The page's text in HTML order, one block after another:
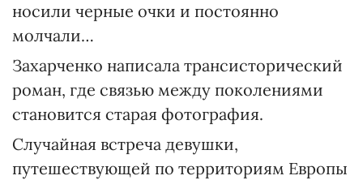
носили черные очки и постоянно
молчали…
Захарченко написала трансисторический
роман, где связью между поколениями
становится старая фотография.
Случайная встреча девушки,
путешествующей по территориям Европы